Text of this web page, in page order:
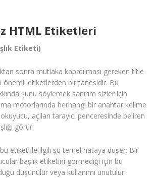
HTML Etiketleri
Etiketi)
sonra mutlaka kapatılması gereken title
önemli etiketlerden bir tanesidir. Bu
şunu söylemek sanırım sizler için
motorlarında herhangi bir anahtar kelime
açılan tarayıcı penceresinde beliren
görür.
etiket ile ilgili şu temel hataya düşer: Bir
başlık etiketini görmediği için bu
düşünülür veya kullanımı unutulur.